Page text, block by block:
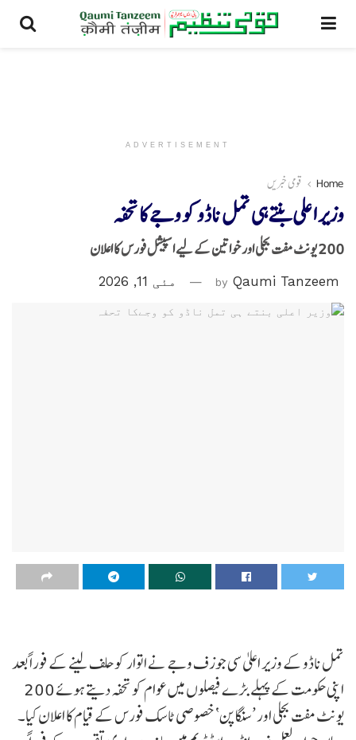
ADVERTISEMENT
Home قومی خبریں
وزیر اعلی بنتے ہی تمل ناڈو کو وجےکا تحفہ
200 یونٹ مفت بجلی اور خواتین کے لیے اسپیشل فورس کا اعلان
by Qaumi Tanzeem مئی 11, 2026
تمل ناڈو کے وزیر اعلیٰ سی جوزف وجے نے اتوار کو حلف لینے کے فوراً بعد
اپنی حکومت کے پہلے بڑے فیصلوں میں عوام کو تحفہ دیتے ہوئے 200
یونٹ مفت بجلی اور ’سنگاپن‘ خصوصی ٹاسک فورس کے قیام کا اعلان کیا۔